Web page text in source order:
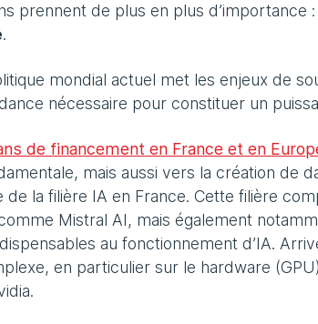
prennent de plus en plus d’importance :
.
mondial actuel met les enjeux de
nécessaire pour constituer un
de financement en France et en
mais aussi vers la création de
de la filière IA en France. Cette filière
Mistral AI, mais également
au fonctionnement d’IA.
en particulier sur le hardware